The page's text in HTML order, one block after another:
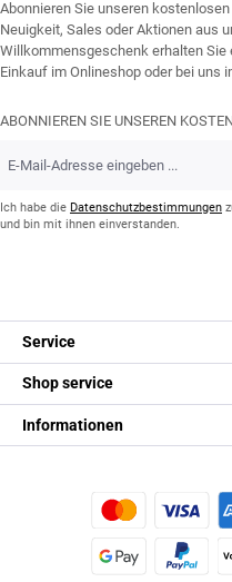
Abonnieren Sie unseren
Neuigkeit, Sales oder Aktionen aus
Willkommensgeschenk erhalten Sie
Einkauf im Onlineshop oder bei uns
ABONNIEREN SIE UNSEREN
Mail-
*Ich habe die Datenschutzbestimmungen
und bin mit ihnen einverstanden.
Service
Shop service
Informationen
Kredit-